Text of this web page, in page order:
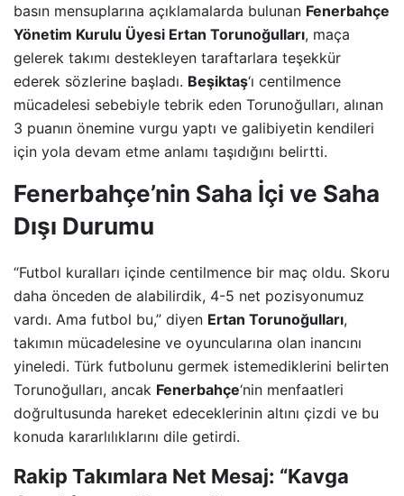
basın mensuplarına açıklamalarda bulunan Fenerbahçe
Yönetim Kurulu Üyesi Ertan Torunoğulları, maça
gelerek takımı destekleyen taraftarlara teşekkür
ederek sözlerine başladı. Beşiktaş‘ı centilmence
mücadelesi sebebiyle tebrik eden Torunoğulları, alınan
3 puanın önemine vurgu yaptı ve galibiyetin kendileri
için yola devam etme anlamı taşıdığını belirtti.
Fenerbahçe’nin Saha İçi ve Saha
Dışı Durumu
“Futbol kuralları içinde centilmence bir maç oldu. Skoru
daha önceden de alabilirdik, 4-5 net pozisyonumuz
vardı. Ama futbol bu,” diyen Ertan Torunoğulları,
takımın mücadelesine ve oyuncularına olan inancını
yineledi. Türk futbolunu germek istemediklerini belirten
Torunoğulları, ancak Fenerbahçe‘nin menfaatleri
doğrultusunda hareket edeceklerinin altını çizdi ve bu
konuda kararlılıklarını dile getirdi.
Rakip Takımlara Net Mesaj: “Kavga